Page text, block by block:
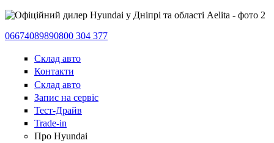
06674089890800 304 377
Склад авто
Контакти
Склад авто
Запис на сервіс
Тест-Драйв
Trade-in
Про Hyundai